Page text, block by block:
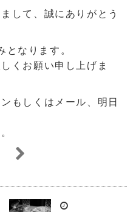
g
して、誠にありがとう
なります。
くお願い申し上げま
もしくはメール、明日